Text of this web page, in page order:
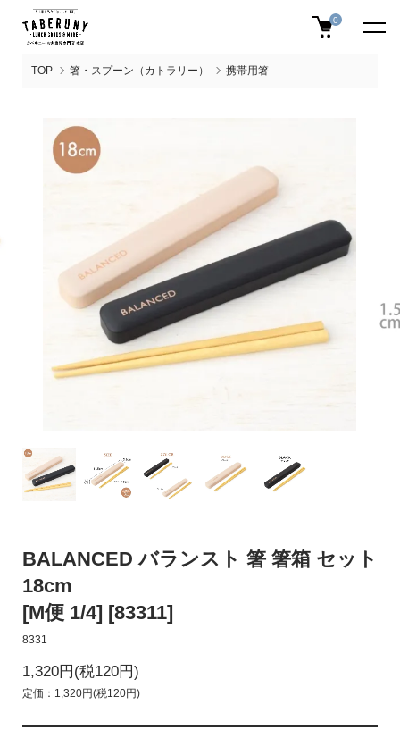
0
TOP 箸・スプーン（カトラリー） 携帯用箸
BALANCED バランスト 箸 箸箱 セット
18cm
[M便 1/4] [83311]
8331
1,320円(税120円)
定価：1,320円(税120円)